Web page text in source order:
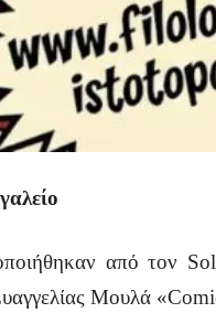
από τον
Μουλά